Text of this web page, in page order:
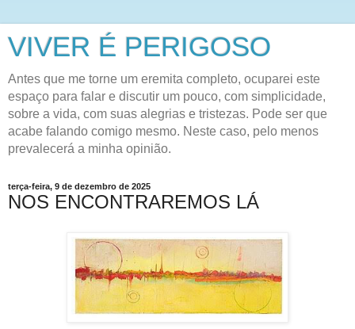
VIVER É PERIGOSO
Antes que me torne um eremita completo, ocuparei este
espaço para falar e discutir um pouco, com simplicidade,
sobre a vida, com suas alegrias e tristezas. Pode ser que
acabe falando comigo mesmo. Neste caso, pelo menos
prevalecerá a minha opinião.
terça-feira, 9 de dezembro de 2025
NOS ENCONTRAREMOS LÁ